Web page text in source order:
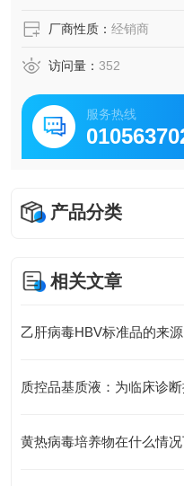
厂商性质： 经销商
访问量： 352
服务热线
产品分类
相关文章
乙肝病毒HBV标准品的来源
黄热病毒培养物在什么情